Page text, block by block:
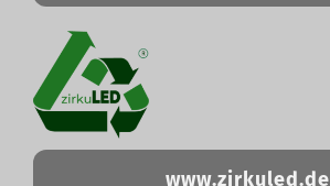
www.zirkuled.de